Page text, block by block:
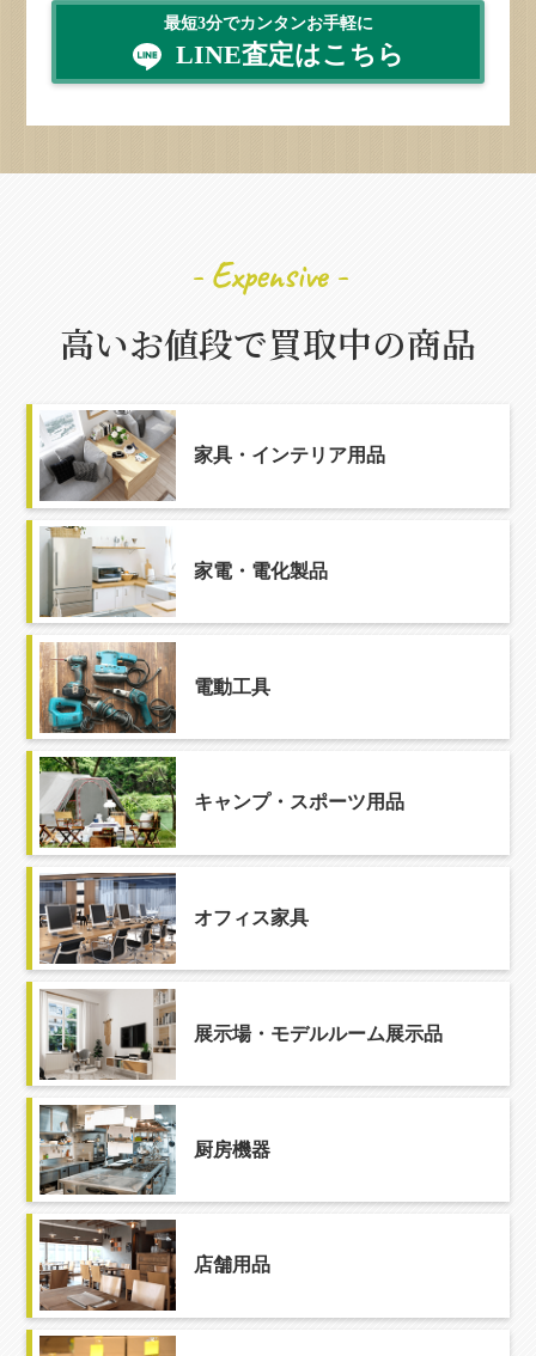
最短3分でカンタンお手軽に
LINE査定はこちら
- Expensive -
高いお値段で買取中の商品
家具・インテリア用品
家電・電化製品
電動工具
キャンプ・スポーツ用品
オフィス家具
展示場・モデルルーム展示品
厨房機器
店舗用品